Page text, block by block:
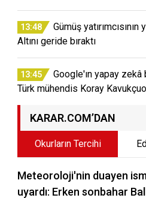
13:48
Gümüş
Altını geride bıraktı
13:45
Google'ın yapay zekâ
Türk mühendis Koray
KARAR.COM’DAN
Okurların Tercihi
Meteoroloji'nin duayen
uyardı: Erken sonbahar